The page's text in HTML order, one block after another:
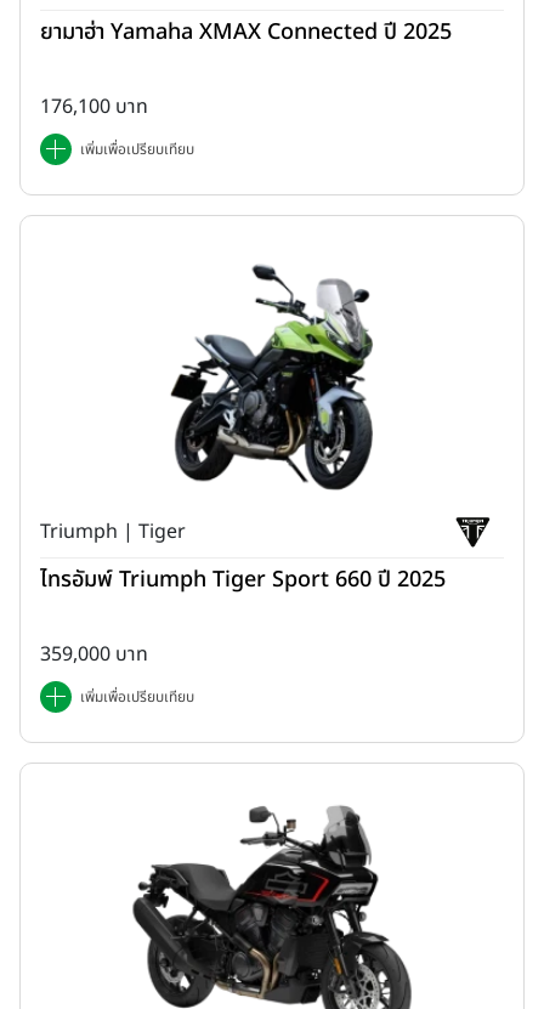
ยามาฮ่า Yamaha XMAX Connected ปี 2025
176,100 บาท
เพิ่มเพื่อเปรียบเทียบ
Triumph | Tiger
ไทรอัมพ์ Triumph Tiger Sport 660 ปี 2025
359,000 บาท
เพิ่มเพื่อเปรียบเทียบ